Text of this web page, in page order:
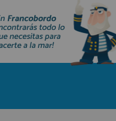
Acceder al
Área